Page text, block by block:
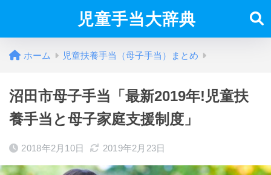
児童手当大辞典
ホーム 児童扶養手当（母子手当）まとめ
沼田市母子手当「最新2019年!児童扶
養手当と母子家庭支援制度」
2018年2月10日 2019年2月23日